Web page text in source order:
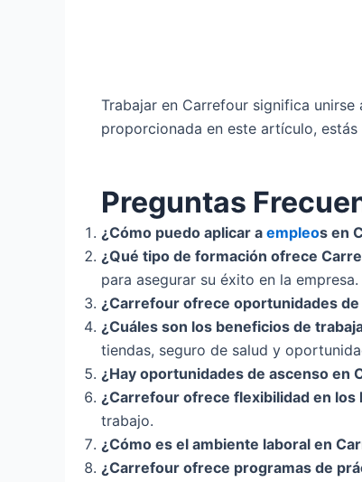
Trabajar en Carrefour significa
proporcionada en este artículo,
Preguntas
¿Cómo puedo aplicar a empleos en
¿Qué tipo de formación ofrece
para asegurar su éxito en la empresa.
¿Carrefour ofrece oportunidades de
¿Cuáles son los beneficios de
tiendas, seguro de salud y
¿Hay oportunidades de ascenso en
¿Carrefour ofrece flexibilidad en los
trabajo.
¿Cómo es el ambiente laboral en
¿Carrefour ofrece programas de